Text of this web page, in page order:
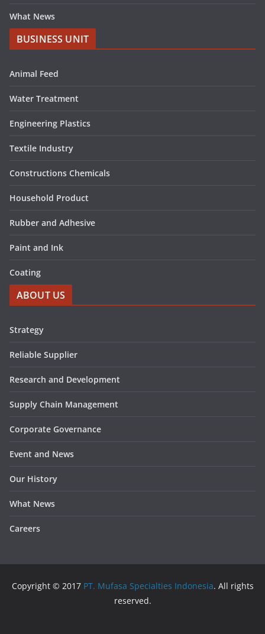
What News
BUSINESS UNIT
Animal Feed
Water Treatment
Engineering Plastics
Textile Industry
Constructions Chemicals
Household Product
Rubber and Adhesive
Paint and Ink
Coating
ABOUT US
Strategy
Reliable Supplier
Research and Development
Supply Chain Management
Corporate Governance
Event and News
Our History
What News
Careers
Copyright © 2017 PT. Mufasa Specialties Indonesia. All rights
reserved.